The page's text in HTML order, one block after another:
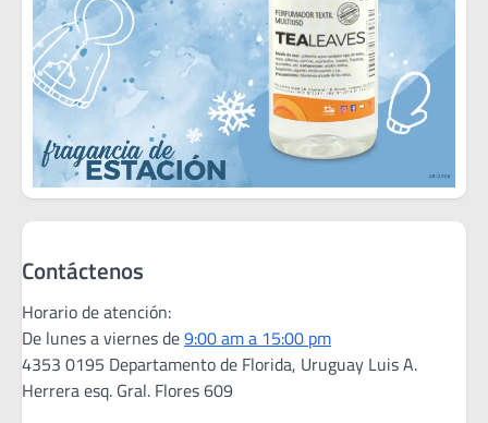
Contáctenos
Horario de atención:
De lunes a viernes de9:00 am a 15:00 pm
4353 0195 Departamento de Florida, Uruguay Luis A.
Herrera esq. Gral. Flores 609